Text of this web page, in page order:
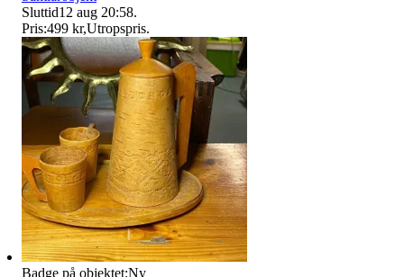
Sluttid12 aug 20:58.
Pris:499 kr,Utropspris.
Badge på objektet:Ny